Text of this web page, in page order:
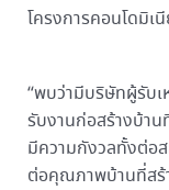
โครงการคอนโดมิ
“พบว่ามีบริษัทผู้รับ
รับงานก่อสร้างบ้าน
มีความกังวลทั้งต่อ
ต่อคุณภาพบ้านที่สร้า